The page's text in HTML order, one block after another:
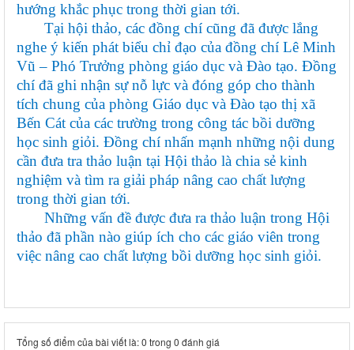
hướng khắc phục trong thời gian tới.
Tại hội thảo, các đồng chí cũng đã được lắng
nghe ý kiến phát biểu chỉ đạo của đồng chí Lê Minh
Vũ – Phó Trưởng phòng giáo dục và Đào tạo. Đồng
chí đã ghi nhận sự nỗ lực và đóng góp cho thành
tích chung của phòng Giáo dục và Đào tạo thị xã
Bến Cát của các trường trong công tác bồi dưỡng
học sinh giỏi. Đồng chí nhấn mạnh những nội dung
cần đưa tra thảo luận tại Hội thảo là chia sẻ kinh
nghiệm và tìm ra giải pháp nâng cao chất lượng
trong thời gian tới.
Những vấn đề được đưa ra thảo luận trong Hội
thảo đã phần nào giúp ích cho các giáo viên trong
việc nâng cao chất lượng bồi dưỡng học sinh giỏi.
Tổng số điểm của bài viết là: 0 trong 0 đánh giá